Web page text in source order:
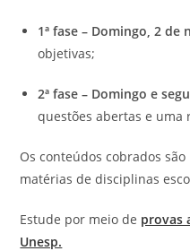
1ª fase – Domingo, 2 de
objetivas;
2ª fase – Domingo e
questões abertas e uma
Os conteúdos cobrados
matérias de disciplinas
Estude por meio de provas
Unesp.